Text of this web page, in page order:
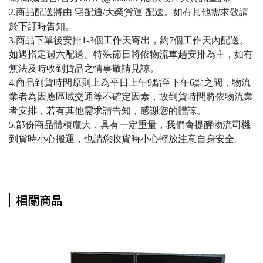
2.商品配送將由 宅配通/大榮貨運 配送。如有其他需求敬請
於下訂時告知。
3.商品下單後安排1-3個工作天寄出，約7個工作天內配送。
如遇指定週六配送、特殊節日將依物流車趟安排為主，如有
無法及時收到貨品之情事敬請見諒。
4.商品到貨時間原則上為平日上午9點至下午6點之間，物流
業者為因應區域交通等不確定因素，故到貨時間將依物流業
者安排，若有其他需求請告知，感謝您的體諒。
5.部份商品體積龐大，具有一定重量，我們會提醒物流司機
到貨時小心搬運，也請您收貨時小心輕放注意自身安全。
相關商品